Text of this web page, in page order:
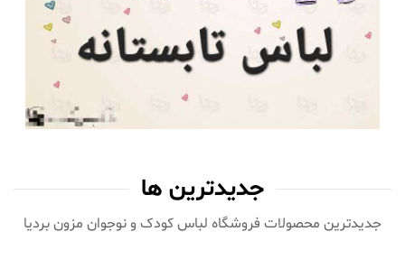
جدیدترین ها
جدیدترین محصولات فروشگاه لباس کودک و نوجوان مزون بردیا